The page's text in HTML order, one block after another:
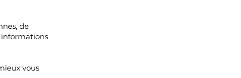
de
vous